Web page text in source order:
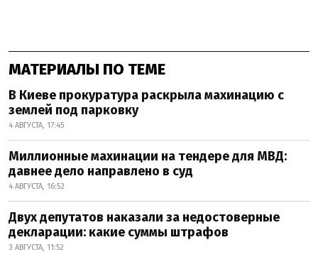
МАТЕРИАЛЫ ПО ТЕМЕ
В Киеве прокуратура раскрыла махинацию с
землей под парковку
4 АВГУСТА, 17:45
Миллионные махинации на тендере для МВД:
давнее дело направлено в суд
4 АВГУСТА, 16:52
Двух депутатов наказали за недостоверные
декларации: какие суммы штрафов
3 АВГУСТА, 11:52